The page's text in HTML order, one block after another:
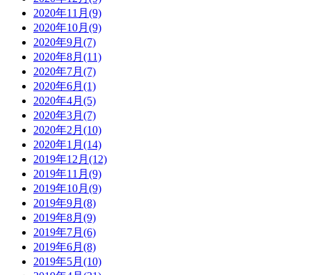
2020年11月(9)
2020年10月(9)
2020年9月(7)
2020年8月(11)
2020年7月(7)
2020年6月(1)
2020年4月(5)
2020年3月(7)
2020年2月(10)
2020年1月(14)
2019年12月(12)
2019年11月(9)
2019年10月(9)
2019年9月(8)
2019年8月(9)
2019年7月(6)
2019年6月(8)
2019年5月(10)